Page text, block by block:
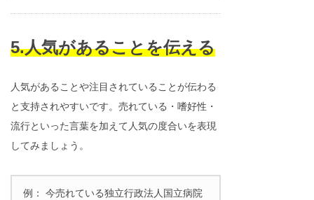
5.人気があることを伝える
人気があることや注目されていることが伝わる
と支持されやすいです。売れている・嗜好性・
流行といった言葉を加えて人気の度合いを表現
してみましょう。
例： 今売れている独立行政法人国立病院